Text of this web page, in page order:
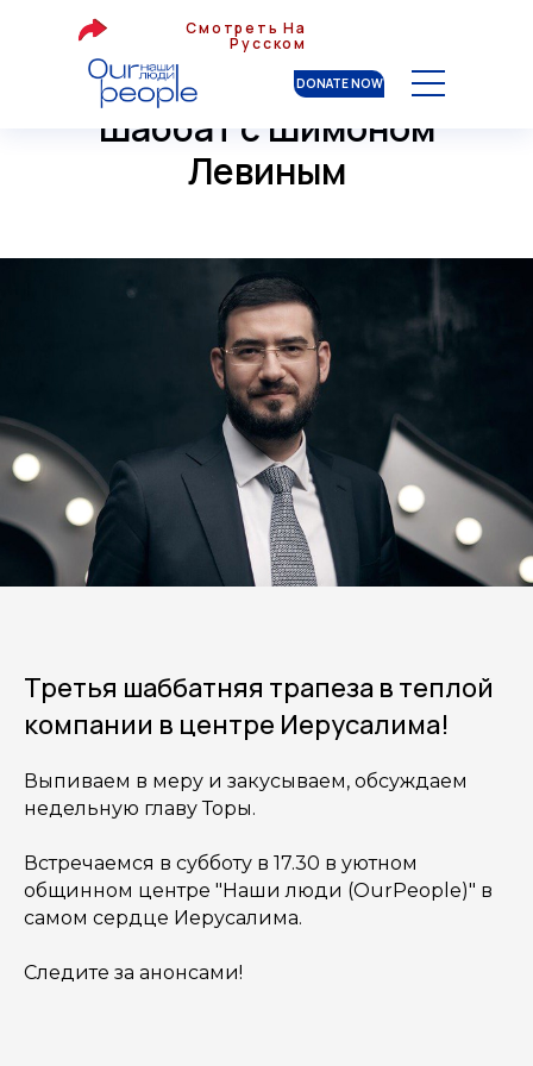
Смотреть На
Русском
DONATE NOW
Шаббат с Шимоном
Левиным
Третья шаббатняя трапеза в теплой
компании в центре Иерусалима!
Выпиваем в меру и закусываем, обсуждаем
недельную главу Торы.
Встречаемся в субботу в 17.30 в уютном
общинном центре "Наши люди (OurPeople)" в
самом сердце Иерусалима.
Следите за анонсами!